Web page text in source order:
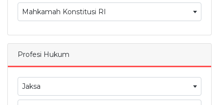
Mahkamah Konstitusi RI
Profesi Hukum
Jaksa